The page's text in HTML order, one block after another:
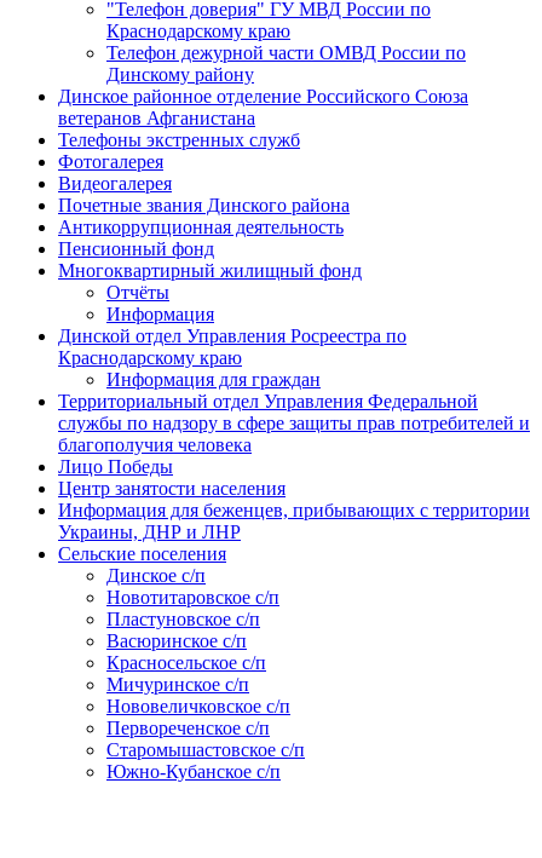
"Телефон доверия" ГУ МВД России по
Краснодарскому краю
Телефон дежурной части ОМВД России по
Динскому району
Динское районное отделение Российского Союза
ветеранов Афганистана
Телефоны экстренных служб
Фотогалерея
Видеогалерея
Почетные звания Динского района
Антикоррупционная деятельность
Пенсионный фонд
Многоквартирный жилищный фонд
Отчёты
Информация
Динской отдел Управления Росреестра по
Краснодарскому краю
Информация для граждан
Территориальный отдел Управления Федеральной
службы по надзору в сфере защиты прав потребителей и
благополучия человека
Лицо Победы
Центр занятости населения
Информация для беженцев, прибывающих с территории
Украины, ДНР и ЛНР
Сельские поселения
Динское с/п
Новотитаровское с/п
Пластуновское с/п
Васюринское с/п
Красносельское с/п
Мичуринское с/п
Нововеличковское с/п
Первореченское с/п
Старомышастовское с/п
Южно-Кубанское с/п